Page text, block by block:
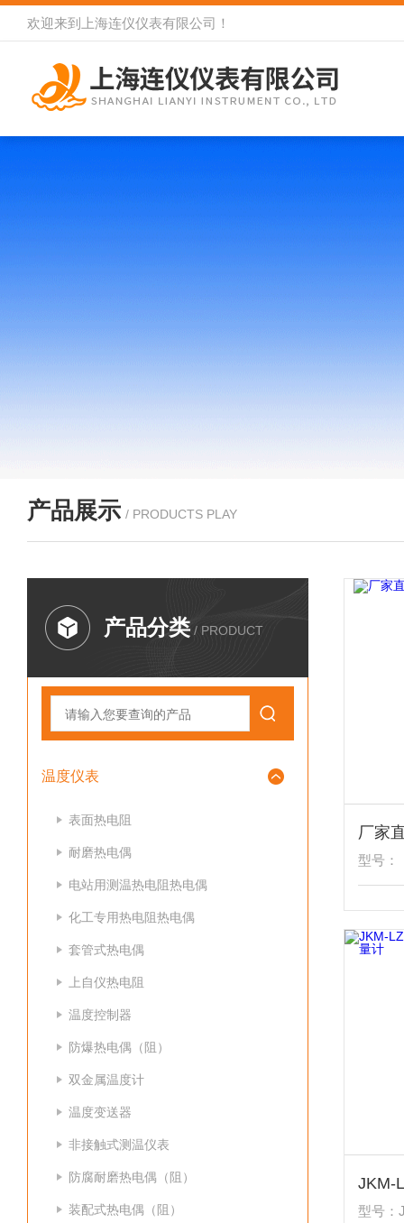
欢迎来到 上海连仪仪表有限公司 ！
产品展示 / PRODUCTS PLAY
产品分类 / PRODUCT
温度仪表
表面热电阻
耐磨热电偶
电站用测温热电阻热电偶
化工专用热电阻热电偶
套管式热电偶
上自仪热电阻
温度控制器
防爆热电偶（阻）
双金属温度计
温度变送器
非接触式测温仪表
防腐耐磨热电偶（阻）
装配式热电偶（阻）
型号：
型号：